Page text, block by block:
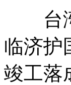
台湾
临济护
竣工落